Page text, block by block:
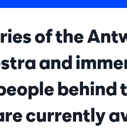
of the
and
behind
currently